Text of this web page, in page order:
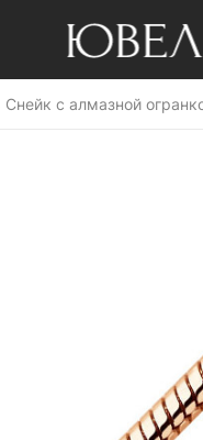
с алмазной